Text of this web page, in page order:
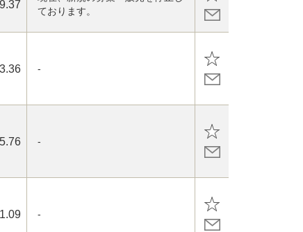
ております。
3.36 -
5.76 -
1.09 -